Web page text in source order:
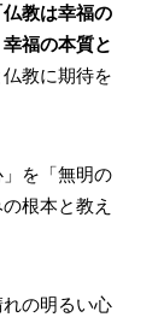
仏教は幸福の
福の本質と
仏教に期待を
を「無明の
根本と教え
の明るい心